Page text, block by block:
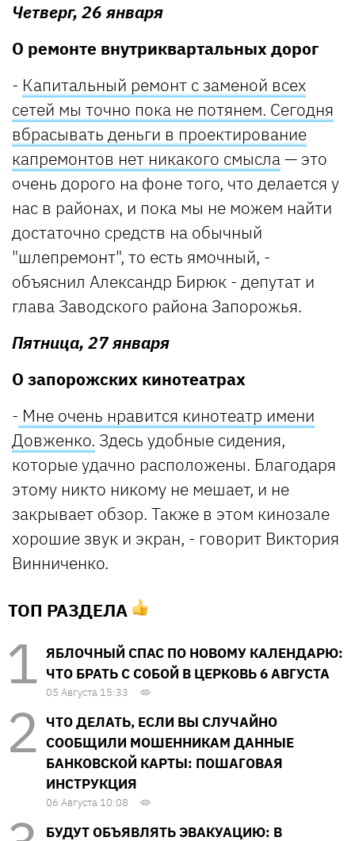
Четверг, 26 января
О ремонте внутриквартальных дорог
- Капитальный ремонт с заменой всех
сетей мы точно пока не потянем. Сегодня
вбрасывать деньги в проектирование
капремонтов нет никакого смысла— это
очень дорого на фоне того, что делается у
нас в районах, и пока мы не можем найти
достаточно средств на обычный
"шлепремонт", то есть ямочный, -
объяснил Александр Бирюк - депутат и
глава Заводского района Запорожья.
Пятница, 27 января
О запорожских кинотеатрах
- Мне очень нравится кинотеатр имени
Довженко. Здесь удобные сидения,
которые удачно расположены. Благодаря
этому никто никому не мешает, и не
закрывает обзор. Также в этом кинозале
хорошие звук и экран, - говорит Виктория
Винниченко.
ТОП РАЗДЕЛА
ЯБЛОЧНЫЙ СПАС ПО НОВОМУ КАЛЕНДАРЮ:
ЧТО БРАТЬ С СОБОЙ В ЦЕРКОВЬ 6 АВГУСТА
05 Августа 15:33
ЧТО ДЕЛАТЬ, ЕСЛИ ВЫ СЛУЧАЙНО
СООБЩИЛИ МОШЕННИКАМ ДАННЫЕ
БАНКОВСКОЙ КАРТЫ: ПОШАГОВАЯ
ИНСТРУКЦИЯ
06 Августа 10:08
БУДУТ ОБЪЯВЛЯТЬ ЭВАКУАЦИЮ: В